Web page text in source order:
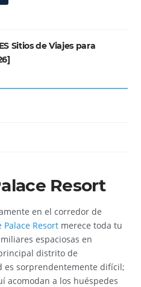
Sitios de Viajes para
Resort
en el corredor de
Palace Resort merece toda tu
espaciosas en
distrito de
sorprendentemente difícil;
acomodan a los huéspedes